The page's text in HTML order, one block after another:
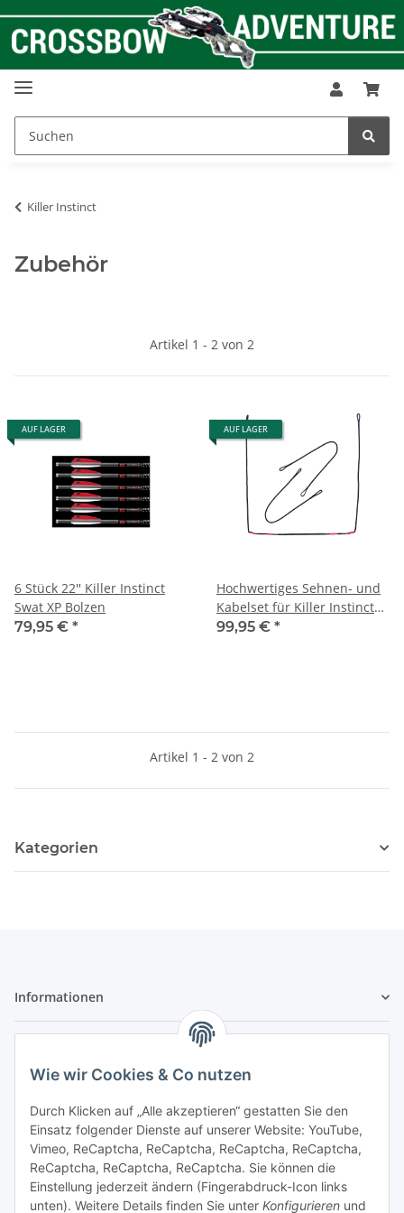
Wie wir Cookies & Co nutzen
Durch Klicken auf „Alle akzeptieren“ gestatten Sie den
Einsatz folgender Dienste auf unserer Website: YouTube,
Vimeo, ReCaptcha, ReCaptcha, ReCaptcha, ReCaptcha,
ReCaptcha, ReCaptcha, ReCaptcha. Sie können die
Einstellung jederzeit ändern (Fingerabdruck-Icon links
unten). Weitere Details finden Sie unter Konfigurieren und
Killer Instinct
Zubehör
Artikel 1 - 2 von 2
AUF LAGER
6 Stück 22'' Killer Instinct
Swat XP Bolzen
79,95 € *
AUF LAGER
Hochwertiges Sehnen- und
Kabelset für Killer Instinct
Swat XP- Premium Series
99,95 € *
Artikel 1 - 2 von 2
Kategorien
Informationen